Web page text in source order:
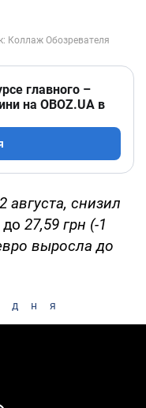
главного –
на OBOZ.UA в
августа, снизил
до 27,59 грн (-1
выросла до
дня